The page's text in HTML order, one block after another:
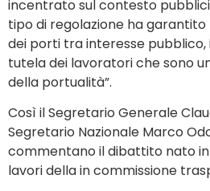
incentrato sul contesto
tipo di regolazione ha
dei porti tra interesse
tutela dei lavoratori che sono
della portualità”.
Così il Segretario Generale
Segretario Nazionale Marco
commentano il dibattito nato
lavori della in commissione